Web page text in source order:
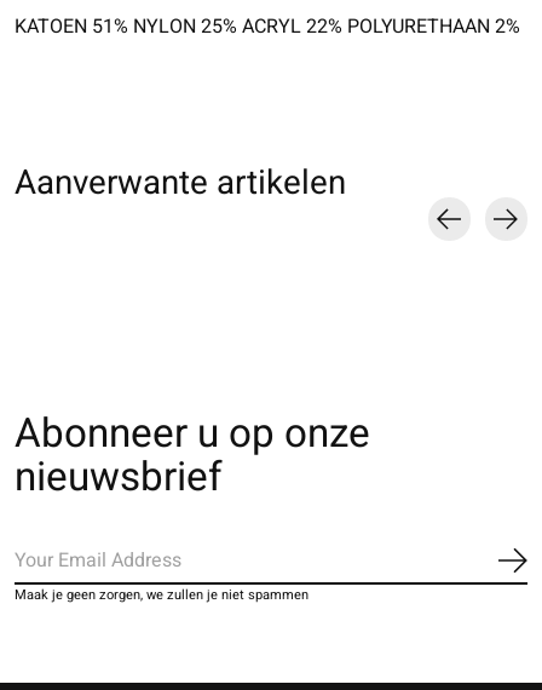
KATOEN 51% NYLON 25% ACRYL 22% POLYURETHAAN 2%
Aanverwante artikelen
Abonneer u op onze
nieuwsbrief
Maak je geen zorgen, we zullen je niet spammen